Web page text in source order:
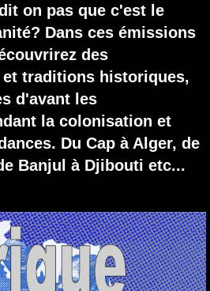
on pas que c'est le
Dans ces émissions
des
traditions historiques,
d'avant les
la colonisation et
Du Cap à Alger, de
Banjul à Djibouti etc...